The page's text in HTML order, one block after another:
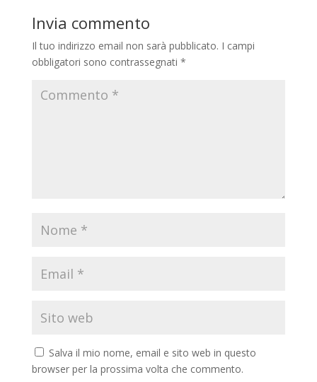
Invia commento
Il tuo indirizzo email non sarà pubblicato. I campi
obbligatori sono contrassegnati *
Salva il mio nome, email e sito web in questo
browser per la prossima volta che commento.